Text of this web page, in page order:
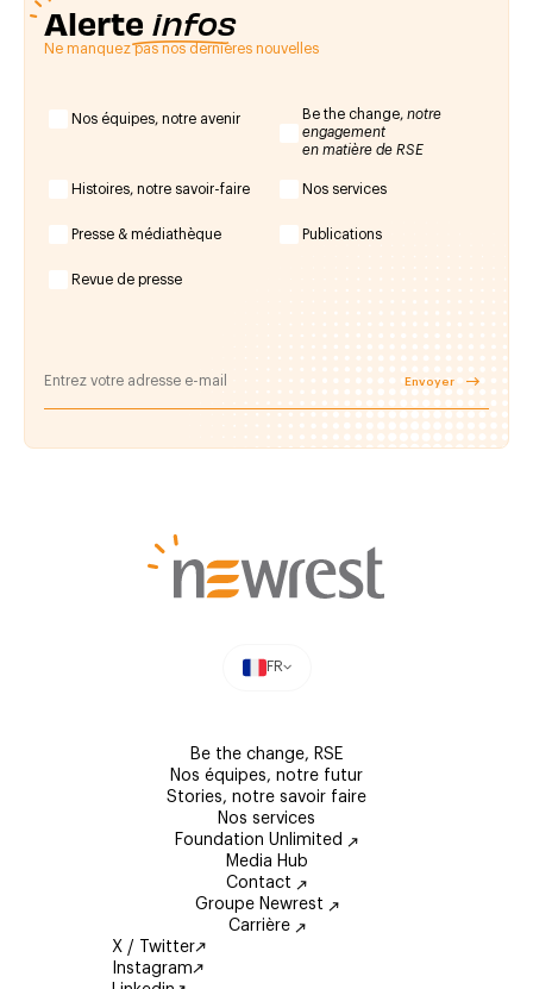
Alerte infos
Ne manquez pas nos dernières nouvelles
Nos équipes, notre avenir Be the change, notre
engagement
en matière de RSE
Histoires, notre savoir-faire Nos services
Presse & médiathèque Publications
Revue de presse
Envoyer
FR
Be the change, RSE
Nos équipes, notre futur
Stories, notre savoir faire
Nos services
Foundation Unlimited
Media Hub
Contact
Groupe Newrest
Carrière
X / Twitter
Instagram